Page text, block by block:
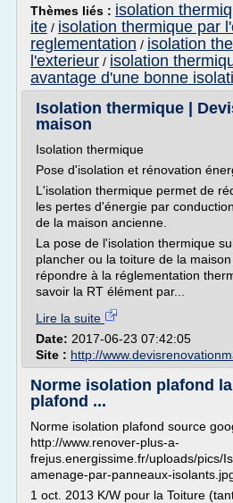
Thèmes liés : isolation
ite / isolation thermique par
reglementation / isolation
l'exterieur / isolation
avantage d'une bonne
Isolation thermique |
maison
Isolation thermique
Pose d'isolation et rénovation
L'isolation thermique permet de
les pertes d'énergie par
de la maison ancienne.
La pose de l'isolation thermique
plancher ou la toiture de la
répondre à la réglementation
savoir la RT élément par...
Lire la suite
Date: 2017-06-23 07:42:05
Site : http://
Norme isolation plafond
plafond ...
Norme isolation plafond source
http://www.renover-plus-a-
frejus.energissime.fr/uploads/pics/
amenage-par-panneaux-
1 oct. 2013 K/W pour la Toiture